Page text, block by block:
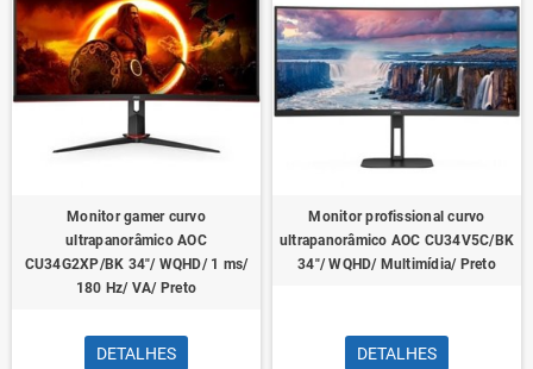
Monitor gamer curvo
ultrapanorâmico AOC
CU34G2XP/BK 34"/ WQHD/ 1 ms/
180 Hz/ VA/ Preto
DETALHES
Monitor profissional curvo
ultrapanorâmico AOC CU34V5C/BK
34"/ WQHD/ Multimídia/ Preto
DETALHES